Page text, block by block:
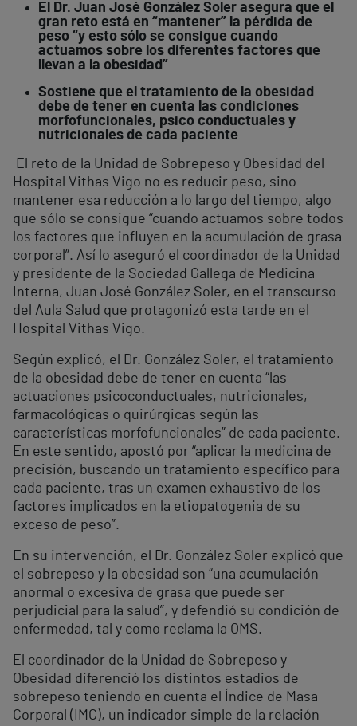
El Dr. Juan José González Soler asegura que el
gran reto está en “mantener” la pérdida de
peso “y esto sólo se consigue cuando
actuamos sobre los diferentes factores que
llevan a la obesidad”
Sostiene que el tratamiento de la obesidad
debe de tener en cuenta las condiciones
morfofuncionales, psico conductuales y
nutricionales de cada paciente
El reto de la Unidad de Sobrepeso y Obesidad del
Hospital Vithas Vigo no es reducir peso, sino
mantener esa reducción a lo largo del tiempo, algo
que sólo se consigue “cuando actuamos sobre todos
los factores que influyen en la acumulación de grasa
corporal”. Así lo aseguró el coordinador de la Unidad
y presidente de la Sociedad Gallega de Medicina
Interna, Juan José González Soler, en el transcurso
del Aula Salud que protagonizó esta tarde en el
Hospital Vithas Vigo.
Según explicó, el Dr. González Soler, el tratamiento
de la obesidad debe de tener en cuenta “las
actuaciones psicoconductuales, nutricionales,
farmacológicas o quirúrgicas según las
características morfofuncionales” de cada paciente.
En este sentido, apostó por “aplicar la medicina de
precisión, buscando un tratamiento específico para
cada paciente, tras un examen exhaustivo de los
factores implicados en la etiopatogenia de su
exceso de peso”.
En su intervención, el Dr. González Soler explicó que
el sobrepeso y la obesidad son “una acumulación
anormal o excesiva de grasa que puede ser
perjudicial para la salud”, y defendió su condición de
enfermedad, tal y como reclama la OMS.
El coordinador de la Unidad de Sobrepeso y
Obesidad diferenció los distintos estadios de
sobrepeso teniendo en cuenta el Índice de Masa
Corporal (IMC), un indicador simple de la relación